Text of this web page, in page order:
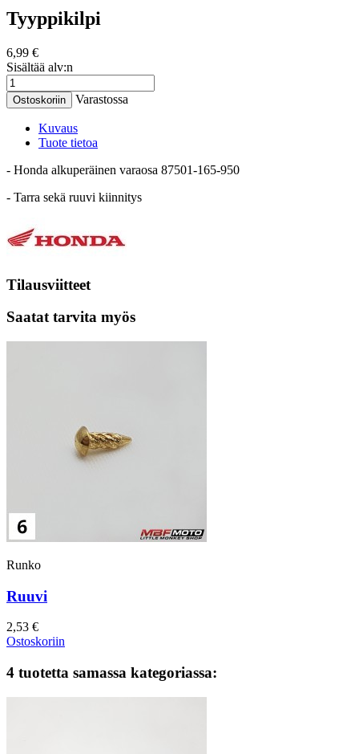
Tyyppikilpi
6,99 €
Sisältää alv:n
Ostoskoriin Varastossa
Kuvaus
Tuote tietoa
- Honda alkuperäinen varaosa 87501-165-950
- Tarra sekä ruuvi kiinnitys
Tilausviitteet
Saatat tarvita myös
Runko
Ruuvi
2,53 €
Ostoskoriin
4 tuotetta samassa kategoriassa: